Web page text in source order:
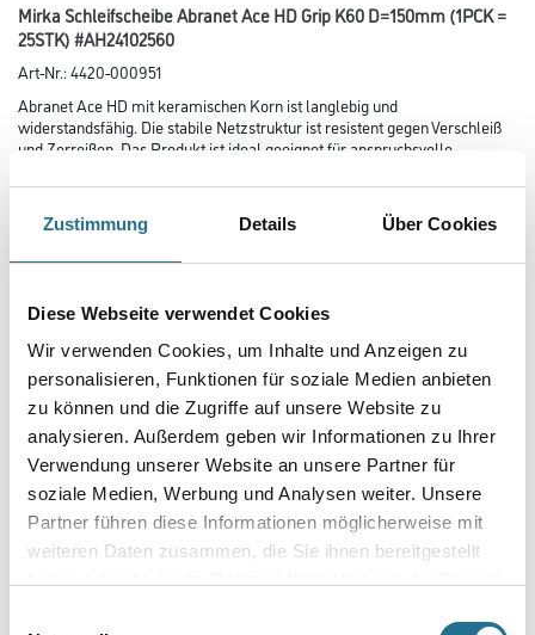
Zustimmung Details Über Cookies
Diese Webseite verwendet Cookies
Wir verwenden Cookies, um Inhalte und Anzeigen zu
personalisieren, Funktionen für soziale Medien anbieten
zu können und die Zugriffe auf unsere Website zu
analysieren. Außerdem geben wir Informationen zu Ihrer
Verwendung unserer Website an unsere Partner für
soziale Medien, Werbung und Analysen weiter. Unsere
Partner führen diese Informationen möglicherweise mit
weiteren Daten zusammen, die Sie ihnen bereitgestellt
Mirka Schleifscheibe Abranet Ace HD Grip K60 D=150mm (1PCK =
25STK) #AH24102560
Art-Nr.:4420-000951
Abranet Ace HD mit keramischen Korn ist langlebig und
widerstandsfähig. Die stabile Netzstruktur ist resistent gegen Verschleiß
und Zerreißen. Das Produkt ist ideal geeignet für anspruchsvolle
der Schleifscheibe und ermöglicht einen schnelleren Schleifprozess.
Abranet Ace HD, entwickelt für staubfreies Schleifen, ist in
den Körnungen P40, P60, P80 und P120 erhältlich.
Körnung
Umrechnungsfaktoren